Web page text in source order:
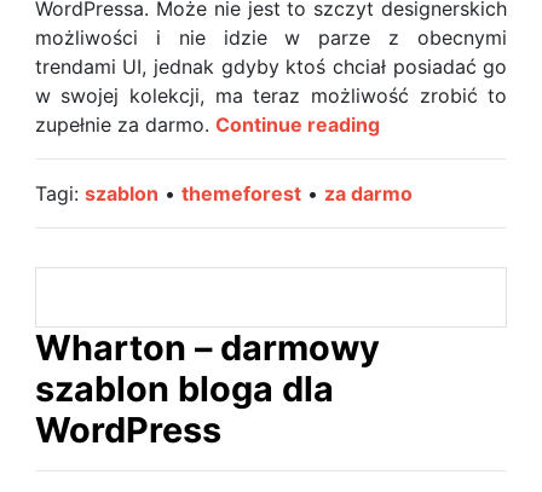
WordPressa. Może nie jest to szczyt designerskich
możliwości i nie idzie w parze z obecnymi
trendami UI, jednak gdyby ktoś chciał posiadać go
w swojej kolekcji, ma teraz możliwość zrobić to
zupełnie za darmo. Continue readingSzablon
dla
z
Tagi: szablon • themeforest• za darmo
Wharton – darmowy
szablon bloga dla
WordPress